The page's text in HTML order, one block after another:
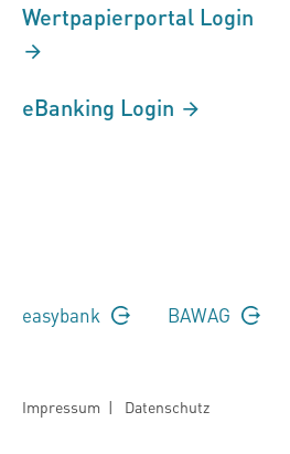
Wertpapierportal Login
eBanking Login
easybank BAWAG
Impressum | Datenschutz